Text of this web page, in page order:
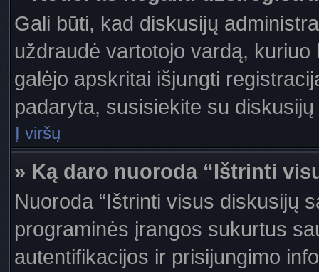
Gali būti, kad diskusijų
uždraudė vartotojo vardą,
galėjo apskritai išjungti
padaryta, susisiekite su
Į viršų
» Ką daro nuoroda “Ištrinti
Nuoroda “Ištrinti visus diskusijų
programinės įrangos sukurtus
autentifikacijos ir prisijungimo